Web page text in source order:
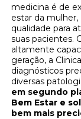
medicina é de
estar da
qualidade para
suas pacientes.
altamente
geração, a
diagnósticos
diversas
em segundo
Bem Estar e
bem mais